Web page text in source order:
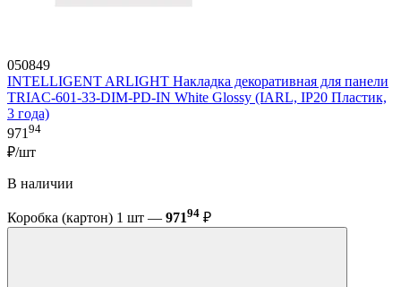
050849
INTELLIGENT ARLIGHT Накладка декоративная для панели
TRIAC-601-33-DIM-PD-IN White Glossy (IARL, IP20 Пластик,
3 года)
971 94
₽/шт
В наличии
Коробка (картон) 1 шт — 97194 ₽